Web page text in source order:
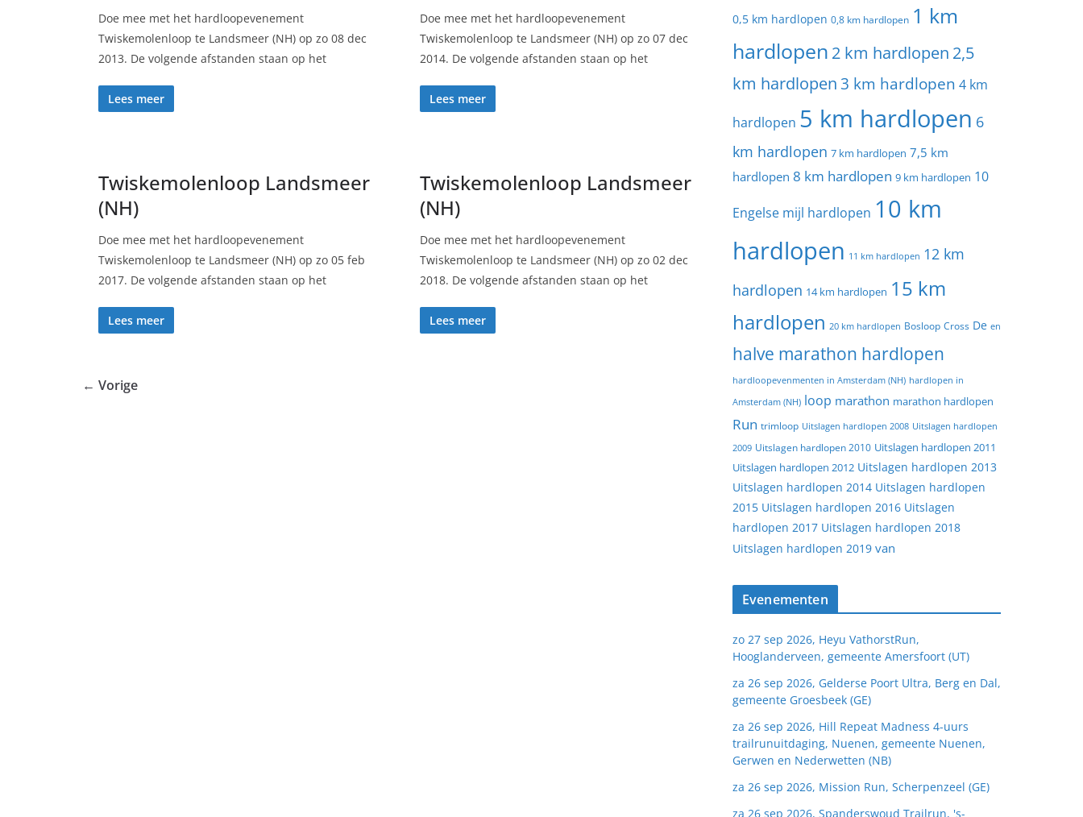
Doe mee met het hardloopevenement
Twiskemolenloop te Landsmeer (NH) op zo 08 dec
2013. De volgende afstanden staan op het
Lees meer
Doe mee met het hardloopevenement
Twiskemolenloop te Landsmeer (NH) op zo 07 dec
2014. De volgende afstanden staan op het
Lees meer
Twiskemolenloop Landsmeer
(NH)
Doe mee met het hardloopevenement
Twiskemolenloop te Landsmeer (NH) op zo 05 feb
2017. De volgende afstanden staan op het
Lees meer
Twiskemolenloop Landsmeer
(NH)
Doe mee met het hardloopevenement
Twiskemolenloop te Landsmeer (NH) op zo 02 dec
2018. De volgende afstanden staan op het
Lees meer
← Vorige
0,5 km hardlopen 0,8 km hardlopen 1 km
hardlopen 2 km hardlopen 2,5
km hardlopen 3 km hardlopen 4 km
hardlopen 5 km hardlopen 6
km hardlopen 7 km hardlopen 7,5 km
hardlopen 8 km hardlopen 9 km hardlopen 10
Engelse mijl hardlopen 10 km
hardlopen 11 km hardlopen 12 km
hardlopen 14 km hardlopen 15 km
hardlopen 20 km hardlopen Bosloop Cross De en
halve marathon hardlopen
hardloopevenmenten in Amsterdam (NH) hardlopen in
Amsterdam (NH) loop marathon marathon hardlopen
Run trimloop Uitslagen hardlopen 2008 Uitslagen hardlopen
2009 Uitslagen hardlopen 2010 Uitslagen hardlopen 2011
Uitslagen hardlopen 2012 Uitslagen hardlopen 2013
Uitslagen hardlopen 2014 Uitslagen hardlopen
2015 Uitslagen hardlopen 2016 Uitslagen
hardlopen 2017 Uitslagen hardlopen 2018
Uitslagen hardlopen 2019 van
Evenementen
zo 27 sep 2026, Heyu VathorstRun,
Hooglanderveen, gemeente Amersfoort (UT)
za 26 sep 2026, Gelderse Poort Ultra, Berg en Dal,
gemeente Groesbeek (GE)
za 26 sep 2026, Hill Repeat Madness 4-uurs
trailrunuitdaging, Nuenen, gemeente Nuenen,
Gerwen en Nederwetten (NB)
za 26 sep 2026, Mission Run, Scherpenzeel (GE)
za 26 sep 2026, Spanderswoud Trailrun, 's-